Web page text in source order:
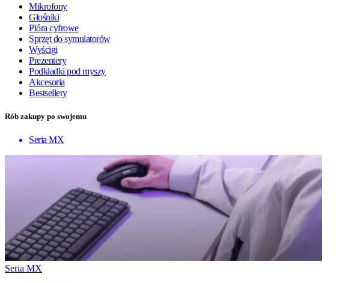
Mikrofony
Głośniki
Pióra cyfrowe
Sprzęt do symulatorów
Wyścigi
Prezentery
Podkładki pod myszy
Akcesoria
Bestsellery
Rób zakupy po swojemu
Seria MX
Seria MX